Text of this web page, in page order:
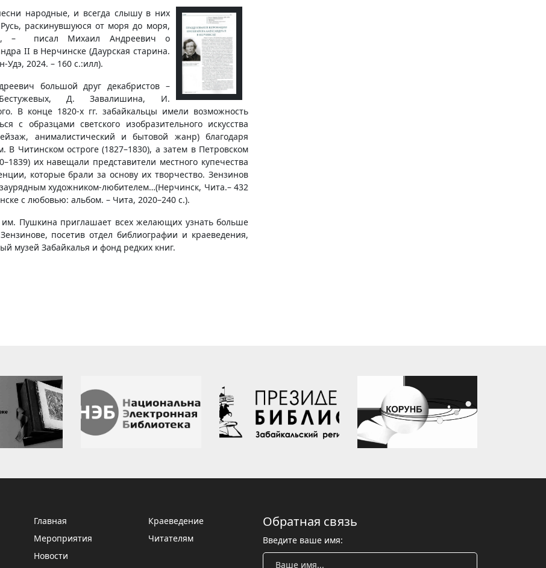
народные, и всегда слышу в них
раскинувшуюся от моря до моря,
– писал Михаил Андреевич о
II в Нерчинске (Даурская старина.
Удэ, 2024. – 160 с.:илл).
большой друг декабристов –
Д. Завалишина, И.
В конце 1820-х гг. забайкальцы имели возможность
с образцами светского изобразительного искусства
анималистический и бытовой жанр) благодаря
В Читинском остроге (1827–1830), а затем в Петровском
их навещали представители местного купечества
которые брали за основу их творчество. Зензинов
художником-любителем…(Нерчинск, Чита.– 432
с любовью: альбом. – Чита, 2020–240 с.).
им. Пушкина приглашает всех желающих узнать больше
посетив отдел библиографии и краеведения,
музей Забайкалья и фонд редких книг.
Главная
Мероприятия
Новости
Краеведение
Читателям
Обратная связь
Введите ваше имя: